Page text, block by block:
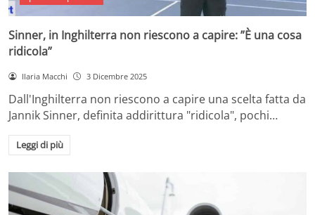
Sinner, in Inghilterra non riescono a capire: ”È una cosa
ridicola”
Ilaria Macchi 3 Dicembre 2025
Dall'Inghilterra non riescono a capire una scelta fatta da
Jannik Sinner, definita addirittura "ridicola", pochi…
Leggi di più